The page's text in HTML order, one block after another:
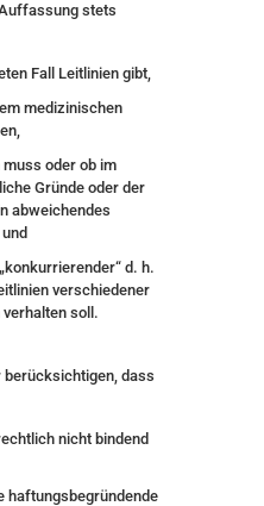
stets
Fall Leitlinien gibt,
medizinischen
oder ob im
Gründe oder der
abweichendes
d. h.
verschiedener
soll.
dass
nicht bindend
haftungsbegründende